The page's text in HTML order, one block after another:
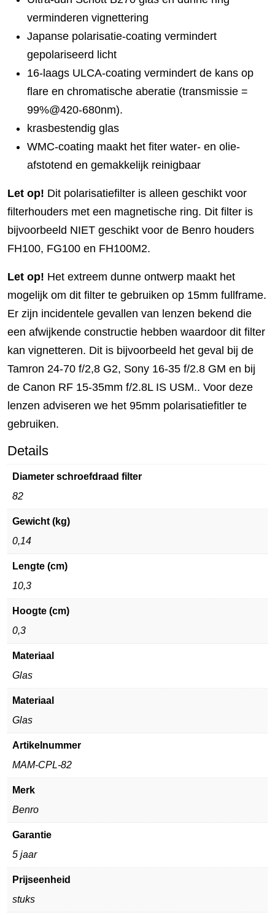
verminderen vignettering
Japanse polarisatie-coating vermindert
gepolariseerd licht
16-laags ULCA-coating vermindert de kans op
flare en chromatische aberatie (transmissie =
99%@420-680nm).
krasbestendig glas
WMC-coating maakt het fiter water- en olie-
afstotend en gemakkelijk reinigbaar
Let op! Dit polarisatiefilter is alleen geschikt voor
filterhouders met een magnetische ring. Dit filter is
bijvoorbeeld NIET geschikt voor de Benro houders
FH100, FG100 en FH100M2.
Let op! Het extreem dunne ontwerp maakt het
mogelijk om dit filter te gebruiken op 15mm fullframe.
Er zijn incidentele gevallen van lenzen bekend die
een afwijkende constructie hebben waardoor dit filter
kan vignetteren. Dit is bijvoorbeeld het geval bij de
Tamron 24-70 f/2,8 G2, Sony 16-35 f/2.8 GM en bij
de Canon RF 15-35mm f/2.8L IS USM.. Voor deze
lenzen adviseren we het 95mm polarisatiefitler te
gebruiken.
Details
Diameter schroefdraad filter
82
Gewicht (kg)
0,14
Lengte (cm)
10,3
Hoogte (cm)
0,3
Materiaal
Glas
Materiaal
Glas
Artikelnummer
MAM-CPL-82
Merk
Benro
Garantie
5 jaar
Prijseenheid
stuks